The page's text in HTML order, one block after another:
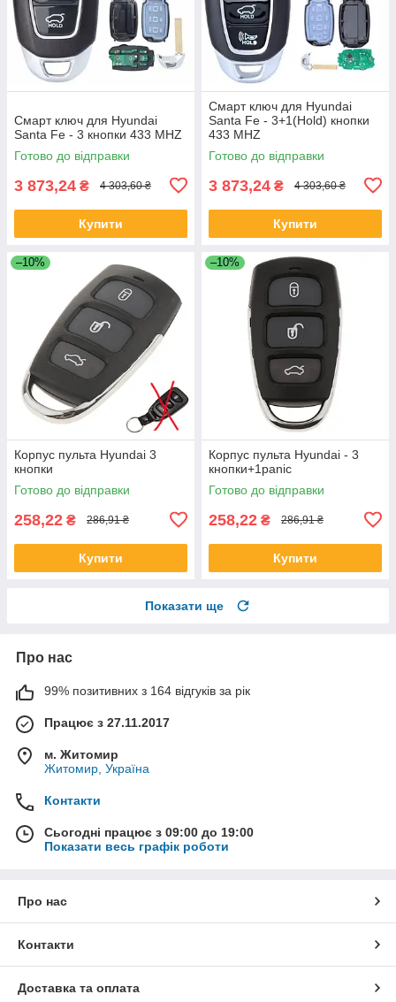
Смарт ключ для Hyundai
Santa Fe - 3 кнопки 433 MHZ
Готово до відправки
3 873,24 ₴ 4 303,60 ₴
Купити
Смарт ключ для Hyundai
Santa Fe - 3+1(Hold) кнопки
433 MHZ
Готово до відправки
3 873,24 ₴ 4 303,60 ₴
Купити
–10%
Корпус пульта Hyundai 3
кнопки
Готово до відправки
258,22 ₴ 286,91 ₴
Купити
–10%
Корпус пульта Hyundai - 3
кнопки+1panic
Готово до відправки
258,22 ₴ 286,91 ₴
Купити
Показати ще
Про нас
99% позитивних з 164 відгуків за рік
Працює з 27.11.2017
м. Житомир
Житомир, Україна
Контакти
Сьогодні працює з 09:00 до 19:00
Показати весь графік роботи
Про нас
Контакти
Доставка та оплата